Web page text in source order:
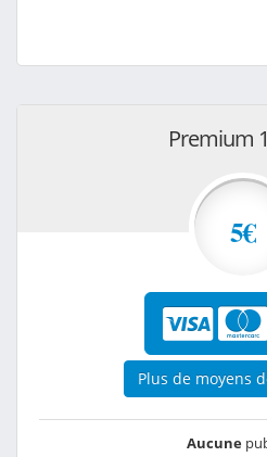
Premium
5€
Plus de moyens
Aucune